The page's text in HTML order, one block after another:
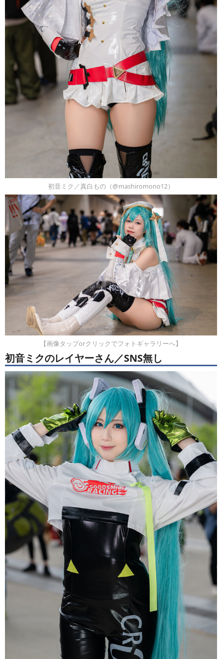
初音ミク／真白もの（@mashiromono12）
【画像タップorクリックでフォトギャラリーへ】
初音ミクのレイヤーさん／SNS無し